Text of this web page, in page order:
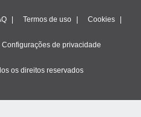
Termos de uso Cookies
Configurações de privacidade
os direitos reservados